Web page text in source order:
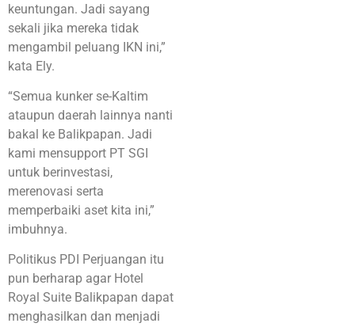
keuntungan. Jadi sayang
sekali jika mereka tidak
mengambil peluang IKN ini,”
kata Ely.
“Semua kunker se-Kaltim
ataupun daerah lainnya nanti
bakal ke Balikpapan. Jadi
kami mensupport PT SGI
untuk berinvestasi,
merenovasi serta
memperbaiki aset kita ini,”
imbuhnya.
Politikus PDI Perjuangan itu
pun berharap agar Hotel
Royal Suite Balikpapan dapat
menghasilkan dan menjadi